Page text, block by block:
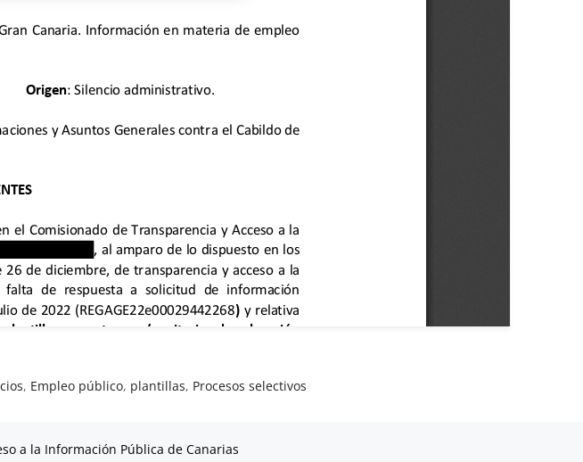
, Empleo público, plantillas, Procesos selectivos
a la Información Pública de Canarias